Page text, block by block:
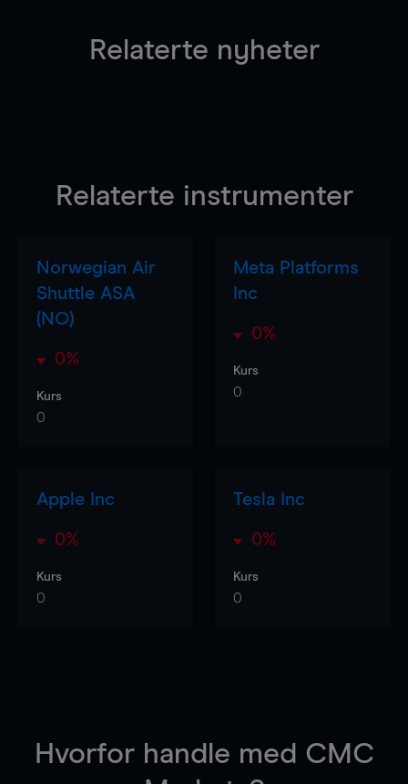
Relaterte nyheter
Relaterte instrumenter
Norwegian Air
Shuttle ASA
(NO)
0%
Kurs
0
Meta Platforms
Inc
0%
Kurs
0
Apple Inc
0%
Kurs
0
Tesla Inc
0%
Kurs
0
Hvorfor handle med CMC